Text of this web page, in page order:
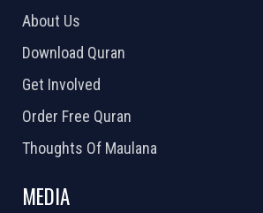
About Us
Download Quran
Get Involved
Order Free Quran
Thoughts Of Maulana
MEDIA